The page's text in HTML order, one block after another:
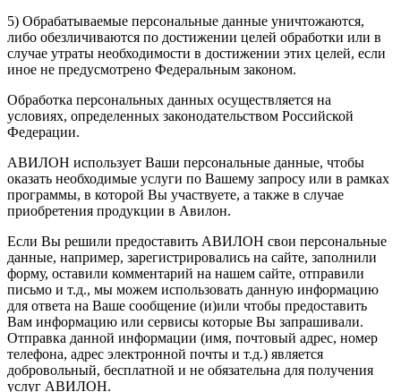
5) Обрабатываемые персональные данные уничтожаются,
либо обезличиваются по достижении целей обработки или в
случае утраты необходимости в достижении этих целей, если
иное не предусмотрено Федеральным законом.
Обработка персональных данных осуществляется на
условиях, определенных законодательством Российской
Федерации.
АВИЛОН использует Ваши персональные данные, чтобы
оказать необходимые услуги по Вашему запросу или в рамках
программы, в которой Вы участвуете, а также в случае
приобретения продукции в Авилон.
Если Вы решили предоставить АВИЛОН свои персональные
данные, например, зарегистрировались на сайте, заполнили
форму, оставили комментарий на нашем сайте, отправили
письмо и т.д., мы можем использовать данную информацию
для ответа на Ваше сообщение (и)или чтобы предоставить
Вам информацию или сервисы которые Вы запрашивали.
Отправка данной информации (имя, почтовый адрес, номер
телефона, адрес электронной почты и т.д.) является
добровольный, бесплатной и не обязательна для получения
услуг АВИЛОН.